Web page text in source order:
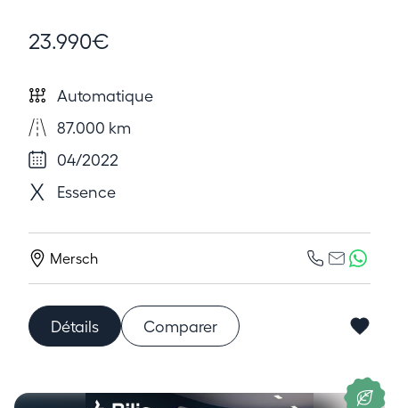
23.990€
Automatique
87.000 km
04/2022
Essence
Mersch
Détails Comparer